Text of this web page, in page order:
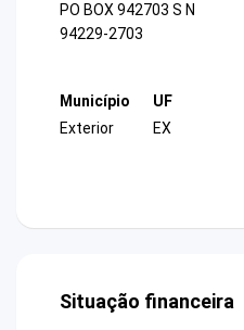
PO BOX 942703 S N
94229-2703
Município
Exterior
UF
EX
Situação financeira